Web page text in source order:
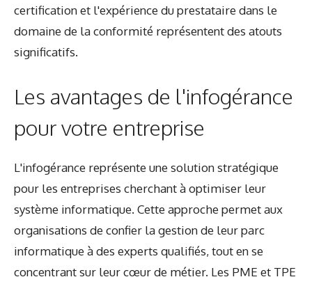
certification et l'expérience du prestataire dans le
domaine de la conformité représentent des atouts
significatifs.
Les avantages de l'infogérance
pour votre entreprise
L'infogérance représente une solution stratégique
pour les entreprises cherchant à optimiser leur
système informatique. Cette approche permet aux
organisations de confier la gestion de leur parc
informatique à des experts qualifiés, tout en se
concentrant sur leur cœur de métier. Les PME et TPE